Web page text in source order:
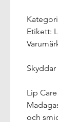
Etikett:
Lip
och